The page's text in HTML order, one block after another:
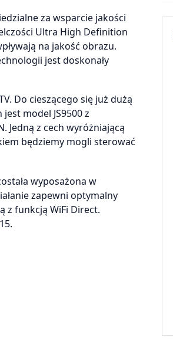
za wsparcie jakości
Ultra High Definition
na jakość obrazu.
jest doskonały
Do cieszącego się już dużą
model JS9500 z
Jedną z cech wyróżniającą
będziemy mogli sterować
wyposażona w
zapewni optymalny
z funkcją WiFi Direct.